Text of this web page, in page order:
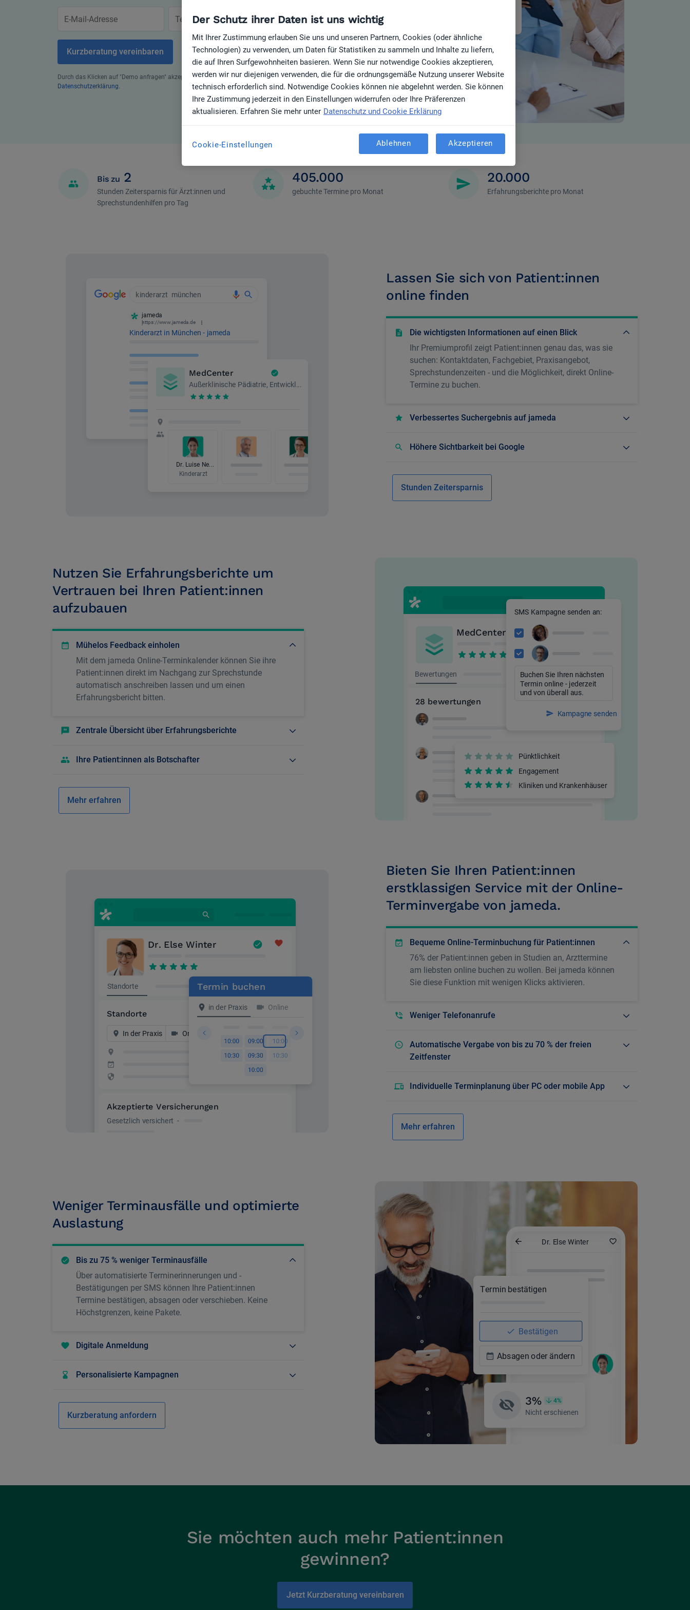
Durch das Klicken auf "Demo anfragen" akzeptieren Sie unsere AGBsund unsere
Datenschutzerklärung.
Bis zu 2
Stunden Zeitersparnis für Ärzt:innen und
Sprechstundenhilfen pro Tag
405.000
gebuchte Termine pro Monat
20.000
Erfahrungsberichte pro Monat
Lassen Sie sich von Patient:innen
online finden
Die wichtigsten Informationen auf einen Blick
Ihr Premiumprofil zeigt Patient:innen genau das, was sie
suchen: Kontaktdaten, Fachgebiet, Praxisangebot,
Sprechstundenzeiten - und die Möglichkeit, direkt Online-
Termine zu buchen.
Verbessertes Suchergebnis auf jameda
Höhere Sichtbarkeit bei Google
Stunden Zeitersparnis
Nutzen Sie Erfahrungsberichte um
Vertrauen bei Ihren Patient:innen
aufzubauen
Mühelos Feedback einholen
Mit dem jameda Online-Terminkalender können Sie ihre
Patient:innen direkt im Nachgang zur Sprechstunde
automatisch anschreiben lassen und um einen
Erfahrungsbericht bitten.
Zentrale Übersicht über Erfahrungsberichte
Ihre Patient:innen als Botschafter
Mehr erfahren
Bieten Sie Ihren Patient:innen
erstklassigen Service mit der Online-
Terminvergabe von jameda.
Bequeme Online-Terminbuchung für Patient:innen
76% der Patient:innen geben in Studien an, Arzttermine
am liebsten online buchen zu wollen. Bei jameda können
Sie diese Funktion mit wenigen Klicks aktivieren.
Weniger Telefonanrufe
Automatische Vergabe von bis zu 70 % der freien
Zeitfenster
Individuelle Terminplanung über PC oder mobile App
Mehr erfahren
Weniger Terminausfälle und optimierte
Auslastung
Bis zu 75 % weniger Terminausfälle
Über automatisierte Terminerinnerungen und -
Bestätigungen per SMS können Ihre Patient:innen
Termine bestätigen, absagen oder verschieben. Keine
Höchstgrenzen, keine Pakete.
Digitale Anmeldung
Personalisierte Kampagnen
Kurzberatung anfordern
Sie möchten auch mehr Patient:innen
gewinnen?
Jetzt Kurzberatung vereinbaren
Der Schutz ihrer Daten ist uns wichtig
Mit Ihrer Zustimmung erlauben Sie uns und unseren Partnern, Cookies (oder ähnliche
Technologien) zu verwenden, um Daten für Statistiken zu sammeln und Inhalte zu liefern,
die auf Ihren Surfgewohnheiten basieren. Wenn Sie nur notwendige Cookies akzeptieren,
werden wir nur diejenigen verwenden, die für die ordnungsgemäße Nutzung unserer Website
technisch erforderlich sind. Notwendige Cookies können nie abgelehnt werden. Sie können
Ihre Zustimmung jederzeit in den Einstellungen widerrufen oder Ihre Präferenzen
aktualisieren. Erfahren Sie mehr unter Datenschutz und Cookie Erklärung
Cookie-Einstellungen Ablehnen Akzeptieren